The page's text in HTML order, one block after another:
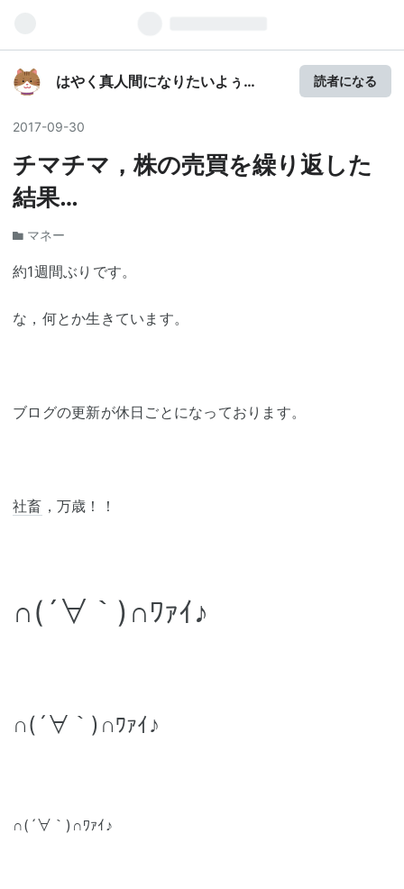
はやく真人間になりたいよぅ
読者になる
2017-09-30
チマチマ，株の売買を繰り返した
結果…
マネー
約1週間ぶりです。
な，何とか生きています。
ブログの更新が休日ごとになっております。
社畜 ，万歳！！
∩(´∀｀)∩ﾜｧｲ♪
∩(´∀｀)∩ﾜｧｲ♪
∩(´∀｀)∩ﾜｧｲ♪